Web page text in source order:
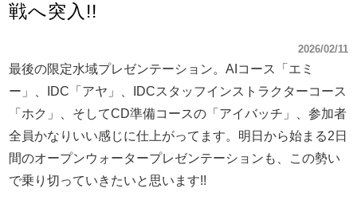
戦へ突入!!
2026/02/11
最後の限定水域プレゼンテーション。AIコース「エミ
ー」、IDC「アヤ」、IDCスタッフインストラクターコース
「ホク」、そしてCD準備コースの「アイバッチ」、参加者
全員かなりいい感じに仕上がってます。明日から始まる2日
間のオープンウォータープレゼンテーションも、この勢い
で乗り切っていきたいと思います!!